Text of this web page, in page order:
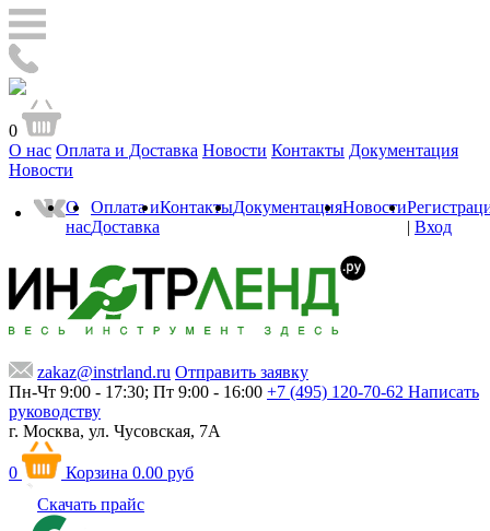
0
О нас Оплата и Доставка Новости Контакты Документация
Новости
О
нас
Оплата и
Доставка
КонтактыДокументацияНовости
| Вход
zakaz@instrland.ru Отправить заявку
Пн-Чт 9:00 - 17:30; Пт 9:00 - 16:00 +7 (495) 120-70-62 Написать
руководству
г. Москва, ул. Чусовская, 7А
0 Корзина 0.00 руб
Скачать прайс